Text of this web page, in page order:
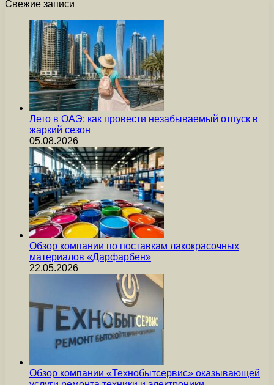
Свежие записи
Лето в ОАЭ: как провести незабываемый отпуск в
жаркий сезон
05.08.2026
Обзор компании по поставкам лакокрасочных
материалов «Дарфарбен»
22.05.2026
Обзор компании «Технобытсервис» оказывающей